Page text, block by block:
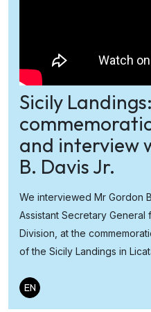
Sicily Landings:
and interview
B. Davis Jr.
We interviewed Mr Gordon
Assistant Secretary
Division, at the
of the Sicily Landings in
EN